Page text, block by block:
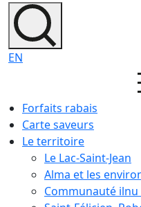
EN
Forfaits rabais
Carte saveurs
Le territoire
Le Lac-Saint-Jean
Alma et les
Communauté